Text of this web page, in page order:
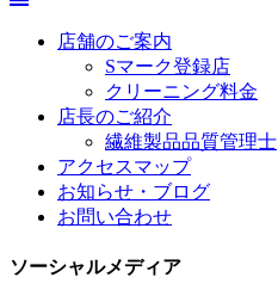
店舗のご案内
Sマーク登録店
クリーニング料金
店長のご紹介
繊維製品品質管理士
アクセスマップ
お知らせ・ブログ
お問い合わせ
ソーシャルメディア